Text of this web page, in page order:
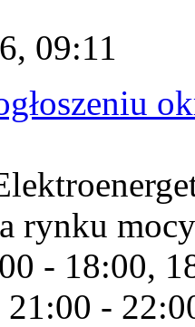
09:11
rynku
- 18:00,
-